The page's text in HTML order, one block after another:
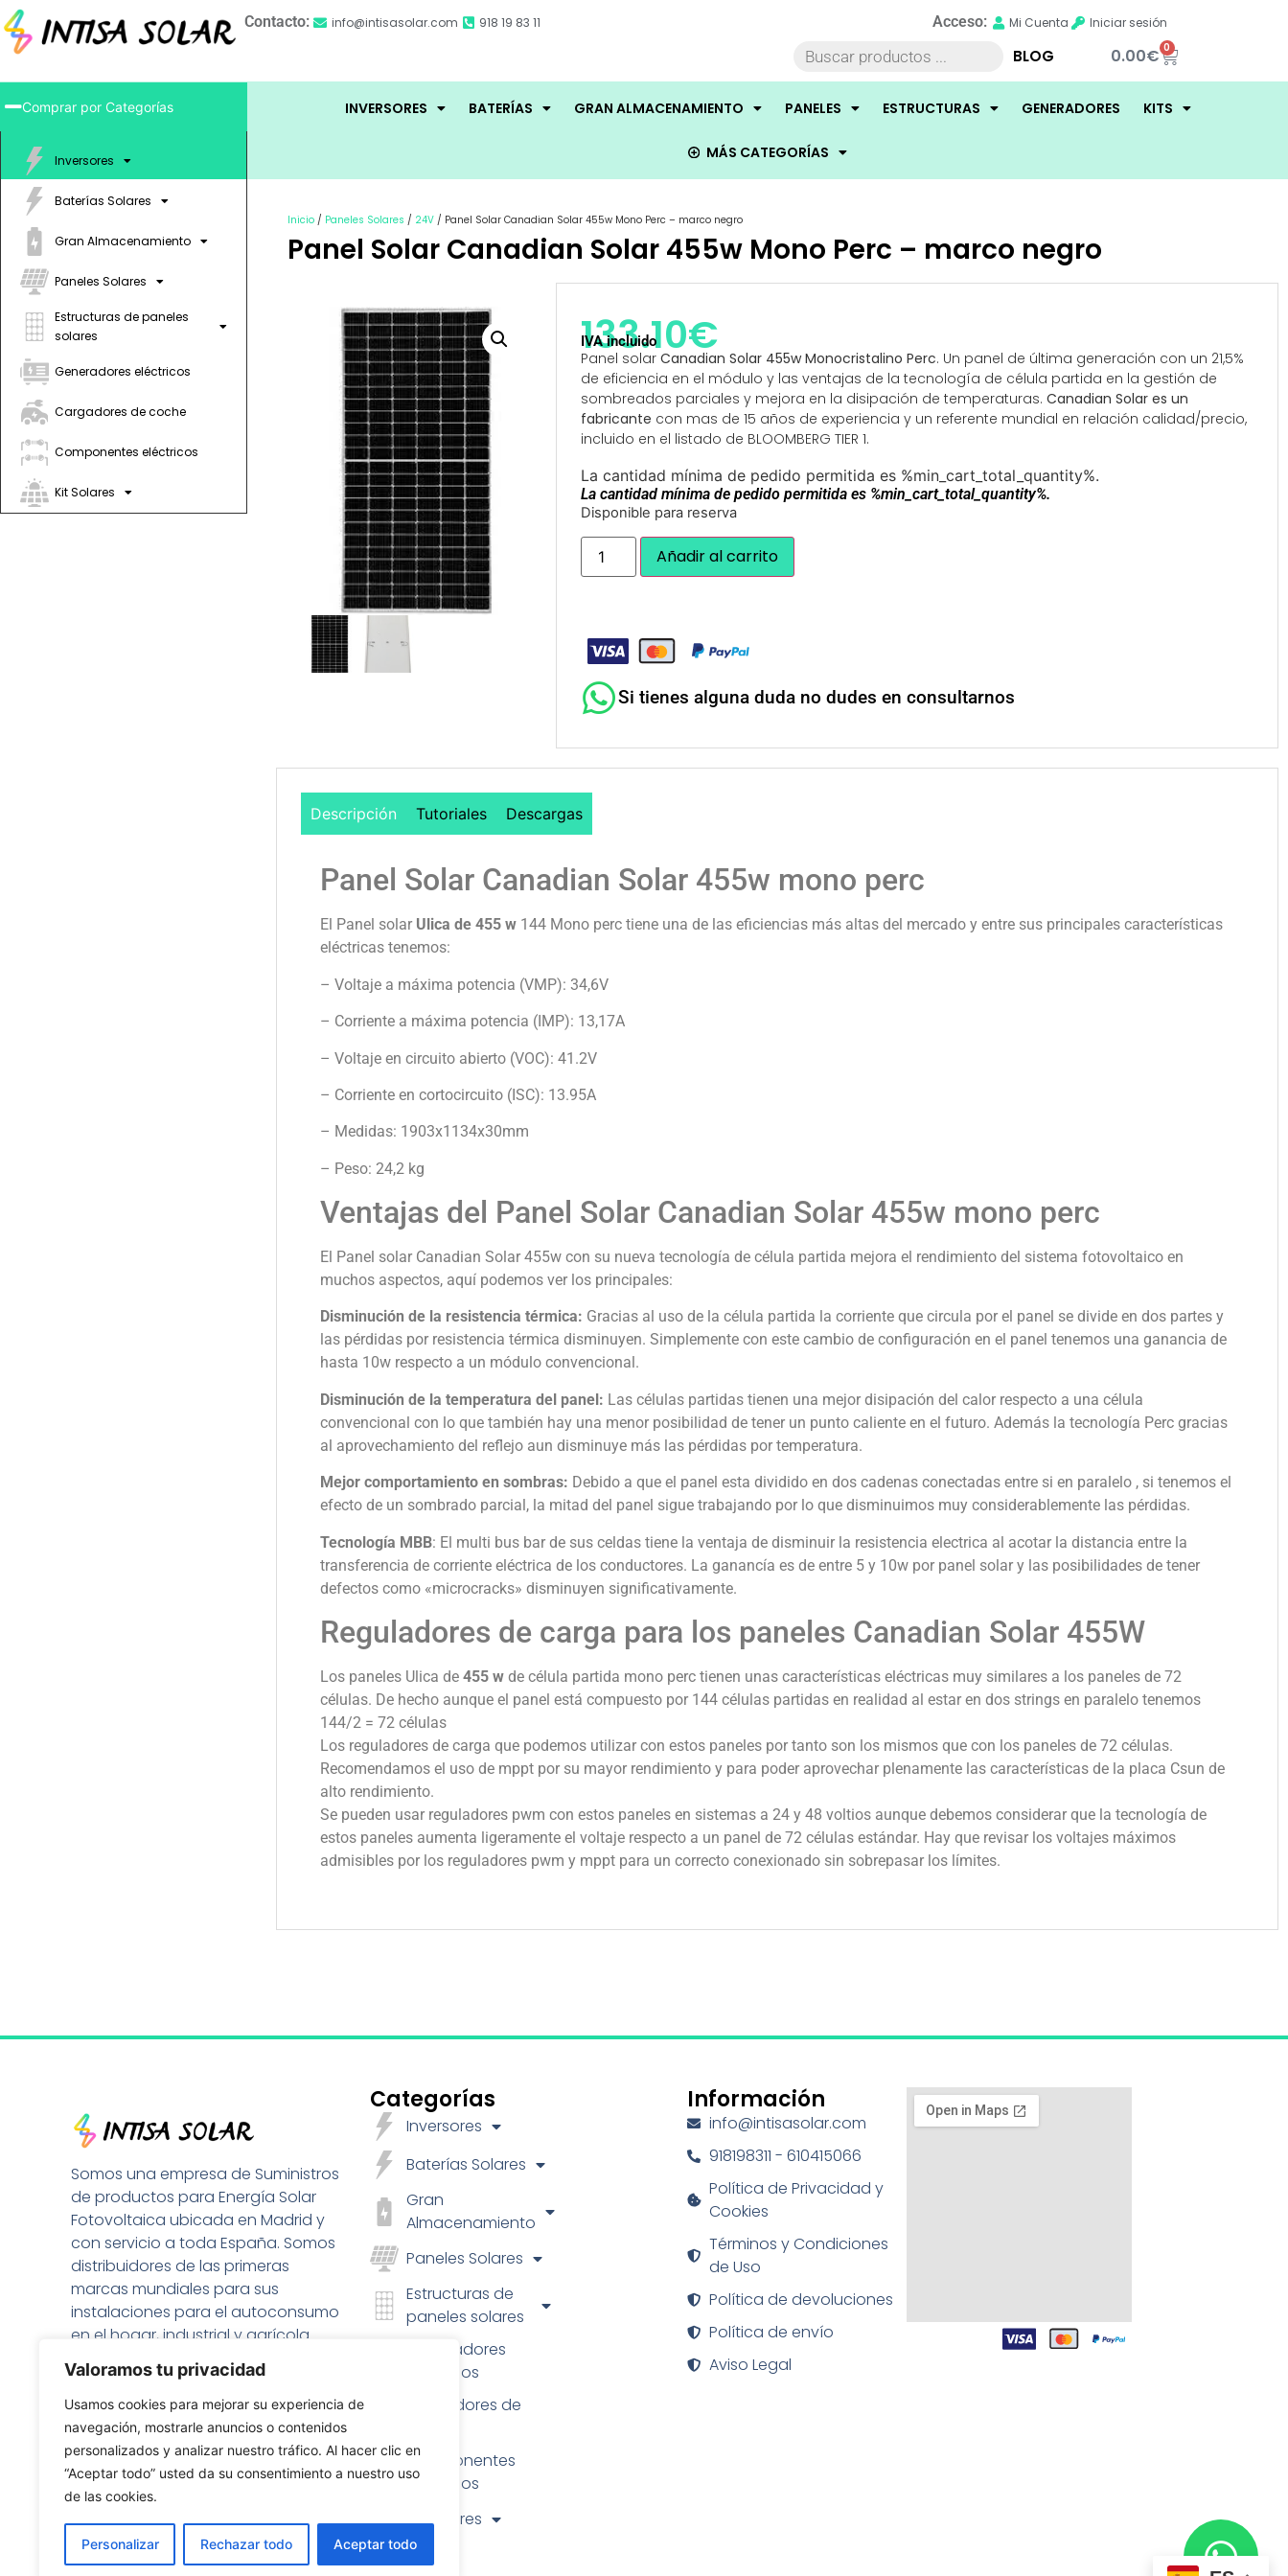
Valoramos tu privacidad
Usamos cookies para mejorar su experiencia de
navegación, mostrarle anuncios o contenidos
personalizados y analizar nuestro tráfico. Al hacer clic en
“Aceptar todo” usted da su consentimiento a nuestro uso
de las cookies.
Personalizar Rechazar todo Aceptar todo
Contacto: info@intisasolar.com 918 19 83 11 Acceso: Mi Cuenta Iniciar sesión
BLOG 0.00€ 0
Comprar por Categorías
Inversores
Baterías Solares
Gran Almacenamiento
Paneles Solares
Estructuras de paneles
solares
Generadores eléctricos
Cargadores de coche
Componentes eléctricos
Kit Solares
INVERSORES BATERÍAS GRAN ALMACENAMIENTO PANELES ESTRUCTURAS GENERADORES KITS
MÁS CATEGORÍAS
Inicio/ Paneles Solares / 24V/ Panel Solar Canadian Solar 455w Mono Perc – marco negro
Panel Solar Canadian Solar 455w Mono Perc – marco negro
133.10€
IVA incluido
Panel solarCanadian Solar 455w Monocristalino Perc. Un panel de última generación con un 21,5%
de eficiencia en el módulo y las ventajas de la tecnología de célula partida en la gestión de
sombreados parciales y mejora en la disipación de temperaturas. Canadian Solar es un
fabricante con mas de 15 años de experiencia y un referente mundial en relación calidad/precio,
incluido en el listado de BLOOMBERG TIER 1.
La cantidad mínima de pedido permitida es %min_cart_total_quantity%.
La cantidad mínima de pedido permitida es %min_cart_total_quantity%.
Disponible para reserva
Añadir al carrito
Si tienes alguna duda no dudes en consultarnos
Descripción Tutoriales Descargas
Panel Solar Canadian Solar 455w mono perc
El Panel solar Ulica de 455 w 144 Mono perc tiene una de las eficiencias más altas del mercado y entre sus principales características
eléctricas tenemos:
– Voltaje a máxima potencia (VMP): 34,6V
– Corriente a máxima potencia (IMP): 13,17A
– Voltaje en circuito abierto (VOC): 41.2V
– Corriente en cortocircuito (ISC): 13.95A
– Medidas: 1903x1134x30mm
– Peso: 24,2 kg
Ventajas del Panel Solar Canadian Solar 455w mono perc
El Panel solar Canadian Solar 455w con su nueva tecnología de célula partida mejora el rendimiento del sistema fotovoltaico en
muchos aspectos, aquí podemos ver los principales:
Disminución de la resistencia térmica: Gracias al uso de la célula partida la corriente que circula por el panel se divide en dos partes y
las pérdidas por resistencia térmica disminuyen. Simplemente con este cambio de configuración en el panel tenemos una ganancia de
hasta 10w respecto a un módulo convencional.
Disminución de la temperatura del panel: Las células partidas tienen una mejor disipación del calor respecto a una célula
convencional con lo que también hay una menor posibilidad de tener un punto caliente en el futuro. Además la tecnología Perc gracias
al aprovechamiento del reflejo aun disminuye más las pérdidas por temperatura.
Mejor comportamiento en sombras: Debido a que el panel esta dividido en dos cadenas conectadas entre si en paralelo , si tenemos el
efecto de un sombrado parcial, la mitad del panel sigue trabajando por lo que disminuimos muy considerablemente las pérdidas.
Tecnología MBB: El multi bus bar de sus celdas tiene la ventaja de disminuir la resistencia electrica al acotar la distancia entre la
transferencia de corriente eléctrica de los conductores. La ganancía es de entre 5 y 10w por panel solar y las posibilidades de tener
defectos como «microcracks» disminuyen significativamente.
Reguladores de carga para los paneles Canadian Solar 455W
Los paneles Ulica de455 w de célula partida mono perc tienen unas características eléctricas muy similares a los paneles de 72
células. De hecho aunque el panel está compuesto por 144 células partidas en realidad al estar en dos strings en paralelo tenemos
144/2 = 72 células
Los reguladores de carga que podemos utilizar con estos paneles por tanto son los mismos que con los paneles de 72 células.
Recomendamos el uso de mppt por su mayor rendimiento y para poder aprovechar plenamente las características de la placa Csun de
alto rendimiento.
Se pueden usar reguladores pwm con estos paneles en sistemas a 24 y 48 voltios aunque debemos considerar que la tecnología de
estos paneles aumenta ligeramente el voltaje respecto a un panel de 72 células estándar. Hay que revisar los voltajes máximos
admisibles por los reguladores pwm y mppt para un correcto conexionado sin sobrepasar los límites.
Somos una empresa de Suministros
de productos para Energía Solar
Fotovoltaica ubicada en Madrid y
con servicio a toda España. Somos
distribuidores de las primeras
marcas mundiales para sus
instalaciones para el autoconsumo
en el hogar, industrial y agrícola.
Gran stock permanente para
suministros rápidos con máximas
garantías.
Categorías
Inversores
Baterías Solares
Gran
Almacenamiento
Paneles Solares
Estructuras de
paneles solares
Generadores
eléctricos
Cargadores de
Componentes
eléctricos
Kit Solares
Información
info@intisasolar.com
918198311 - 610415066
Política de Privacidad y
Cookies
Términos y Condiciones
de Uso
Política de devoluciones
Política de envío
Aviso Legal